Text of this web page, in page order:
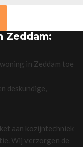
Zeddam:
in Zeddam toe
deskundige,
aan kozijntechniek
Wij verzorgen de